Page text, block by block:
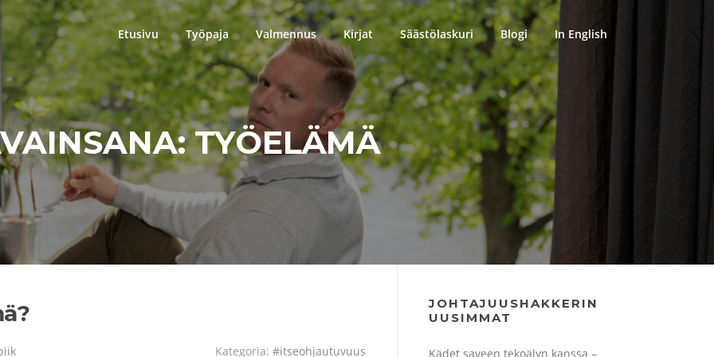
Etusivu Työpaja Valmennus Kirjat Säästölaskuri Blogi In English
TYÖELÄMÄ
Kategoria: #itseohjautuvuus
JOHTAJUUSHAKKERIN
UUSIMMAT
Kädet saveen tekoälyn kanssa –